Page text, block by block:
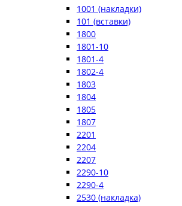
1001 (накладки)
101 (вставки)
1800
1801-10
1801-4
1802-4
1803
1804
1805
1807
2201
2204
2207
2290-10
2290-4
2530 (накладка)